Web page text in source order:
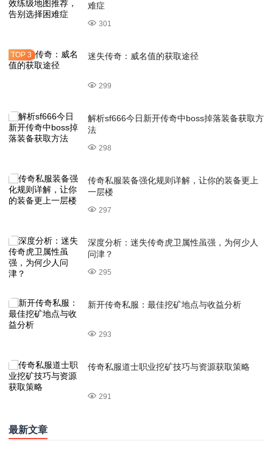
难症
301
迷失传奇：威名值的获取途径
299
解析sf666今日新开传奇中boss掉落装备获取方
法
298
传奇私服装备强化规则详解，让你的装备更上
一层楼
297
深度分析：迷失传奇虎卫属性虽强，为何少人
问津？
295
新开传奇私服：最佳挖矿地点与收益分析
293
传奇私服道士职业挖矿技巧与资源获取策略
291
最新文章